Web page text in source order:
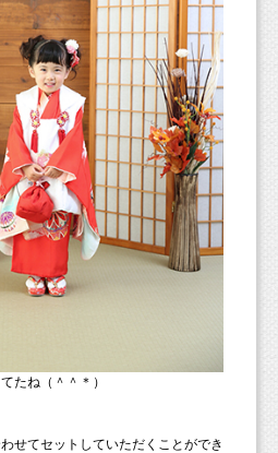
たね（＾＾＊）
せてセットしていただくことができ